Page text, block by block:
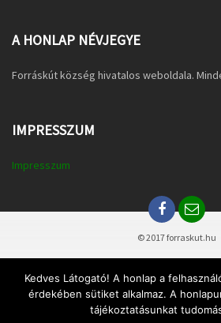
A HONLAP NÉVJEGYE
Forráskút község hivatalos weboldala.
IMPRESSZUM
Impresszum
© 2017 forraskut.hu
Kedves Látogató! A honlap a
érdekében sütiket alkalmaz. A
tájékoztatásunkat